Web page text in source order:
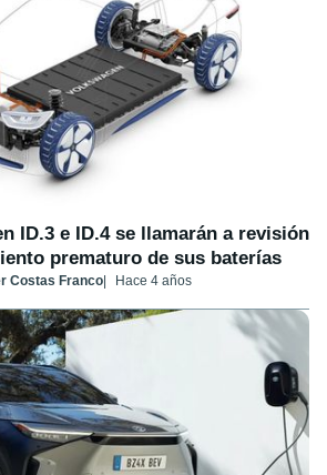
ID.3 e ID.4 se llamarán a revisión
prematuro de sus baterías
Costas Franco Hace 4 años